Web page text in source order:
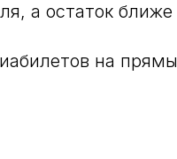
а остаток ближе
на